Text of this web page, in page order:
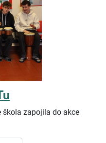
škola zapojila do akce